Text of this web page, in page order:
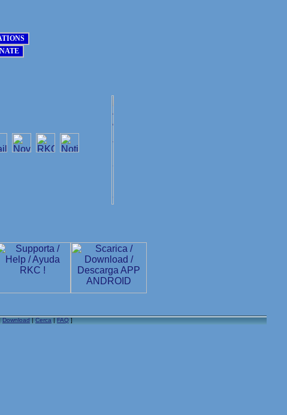
Download|Cerca|FAQ]